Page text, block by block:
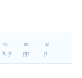
ㅂ
b, p
ㅃ
pp
ㅍ
p